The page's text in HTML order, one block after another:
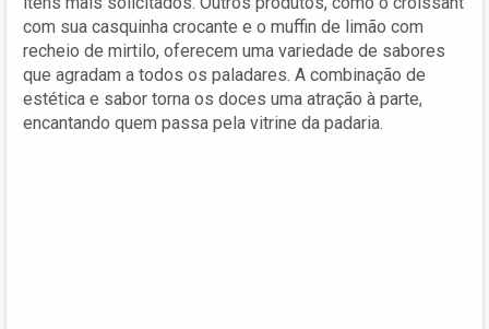
com sua casquinha crocante e o muffin de limão com
recheio de mirtilo, oferecem uma variedade de sabores
que agradam a todos os paladares. A combinação de
estética e sabor torna os doces uma atração à parte,
encantando quem passa pela vitrine da padaria.